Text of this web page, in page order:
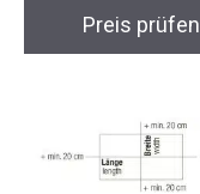
Preis prüfen